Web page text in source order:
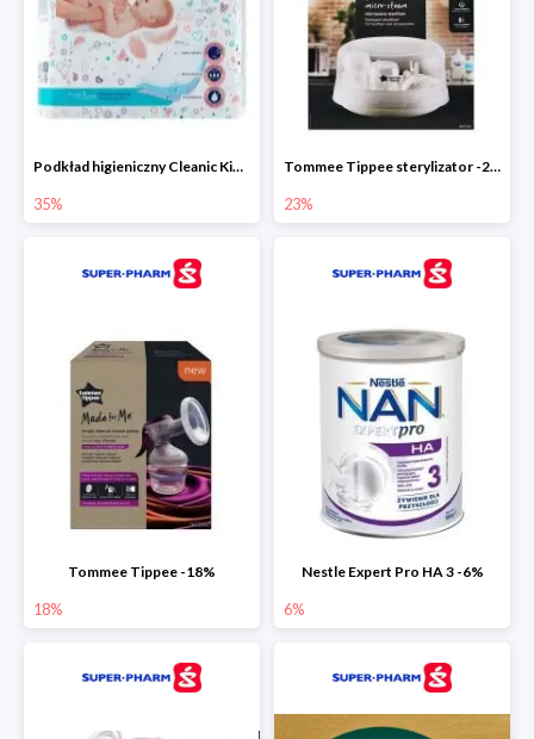
Podkład higieniczny Cleanic Kindii Pure & Soft -35%
35%
Tommee Tippee sterylizator -23%
23%
Tommee Tippee -18%
18%
Nestle Expert Pro HA 3 -6%
6%